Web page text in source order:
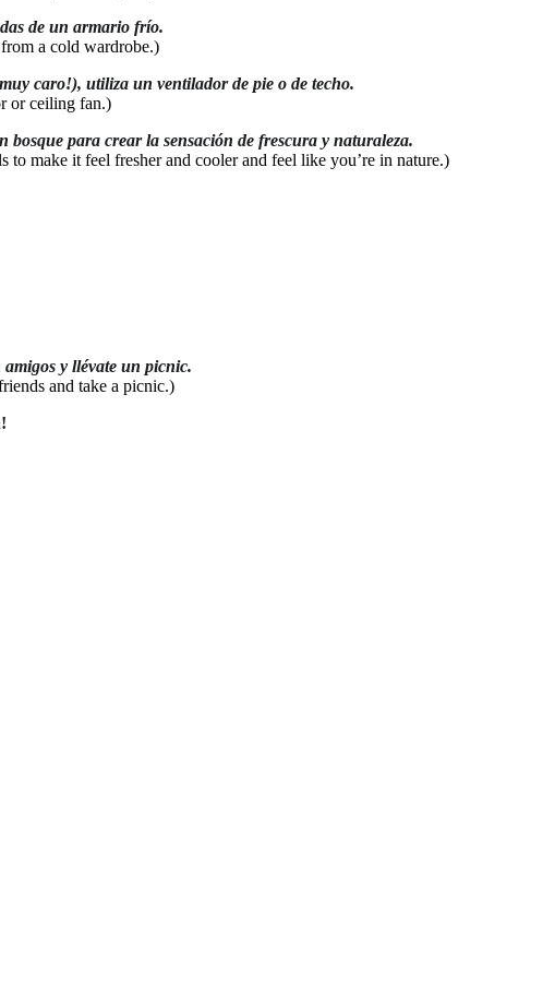
de un armario frío.
a cold wardrobe.)
caro!), utiliza un ventilador de pie o de techo.
or ceiling fan.)
para crear la sensación de frescura y naturaleza.
make it feel fresher and cooler and feel like you’re in nature.)
y llévate un picnic.
and take a picnic.)